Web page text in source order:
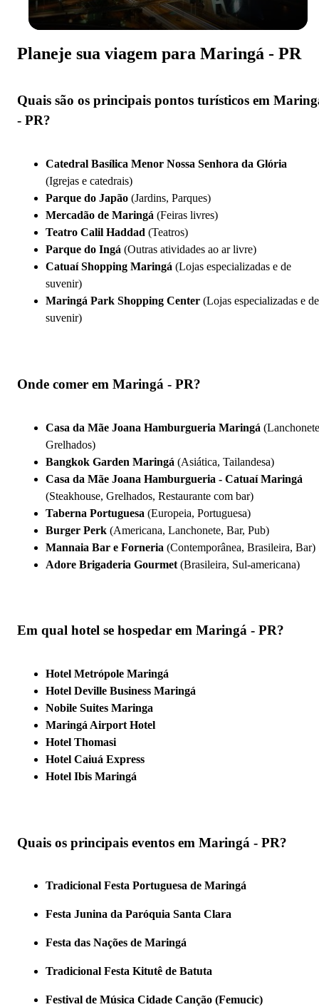
Planeje sua viagem para Maringá - PR
Quais são os principais pontos turísticos em
- PR?
Catedral Basílica Menor Nossa Senhora da Glória
(Igrejas e catedrais)
Parque do Japão (Jardins, Parques)
Mercadão de Maringá (Feiras livres)
Teatro Calil Haddad (Teatros)
Parque do Ingá (Outras atividades ao ar livre)
Catuaí Shopping Maringá (Lojas especializadas e de
suvenir)
Maringá Park Shopping Center (Lojas especializadas e de
suvenir)
Onde comer em Maringá - PR?
Casa da Mãe Joana Hamburgueria Maringá
Grelhados)
Bangkok Garden Maringá (Asiática, Tailandesa)
Casa da Mãe Joana Hamburgueria - Catuaí Maringá
(Steakhouse, Grelhados, Restaurante com bar)
Taberna Portuguesa (Europeia, Portuguesa)
Burger Perk (Americana, Lanchonete, Bar, Pub)
Mannaia Bar e Forneria (Contemporânea, Brasileira, Bar)
Adore Brigaderia Gourmet (Brasileira, Sul-americana)
Em qual hotel se hospedar em Maringá - PR?
Hotel Metrópole Maringá
Hotel Deville Business Maringá
Nobile Suites Maringa
Maringá Airport Hotel
Hotel Thomasi
Hotel Caiuá Express
Hotel Ibis Maringá
Quais os principais eventos em Maringá - PR?
Tradicional Festa Portuguesa de Maringá
Festa Junina da Paróquia Santa Clara
Festa das Nações de Maringá
Tradicional Festa Kitutê de Batuta
Festival de Música Cidade Canção (Femucic)